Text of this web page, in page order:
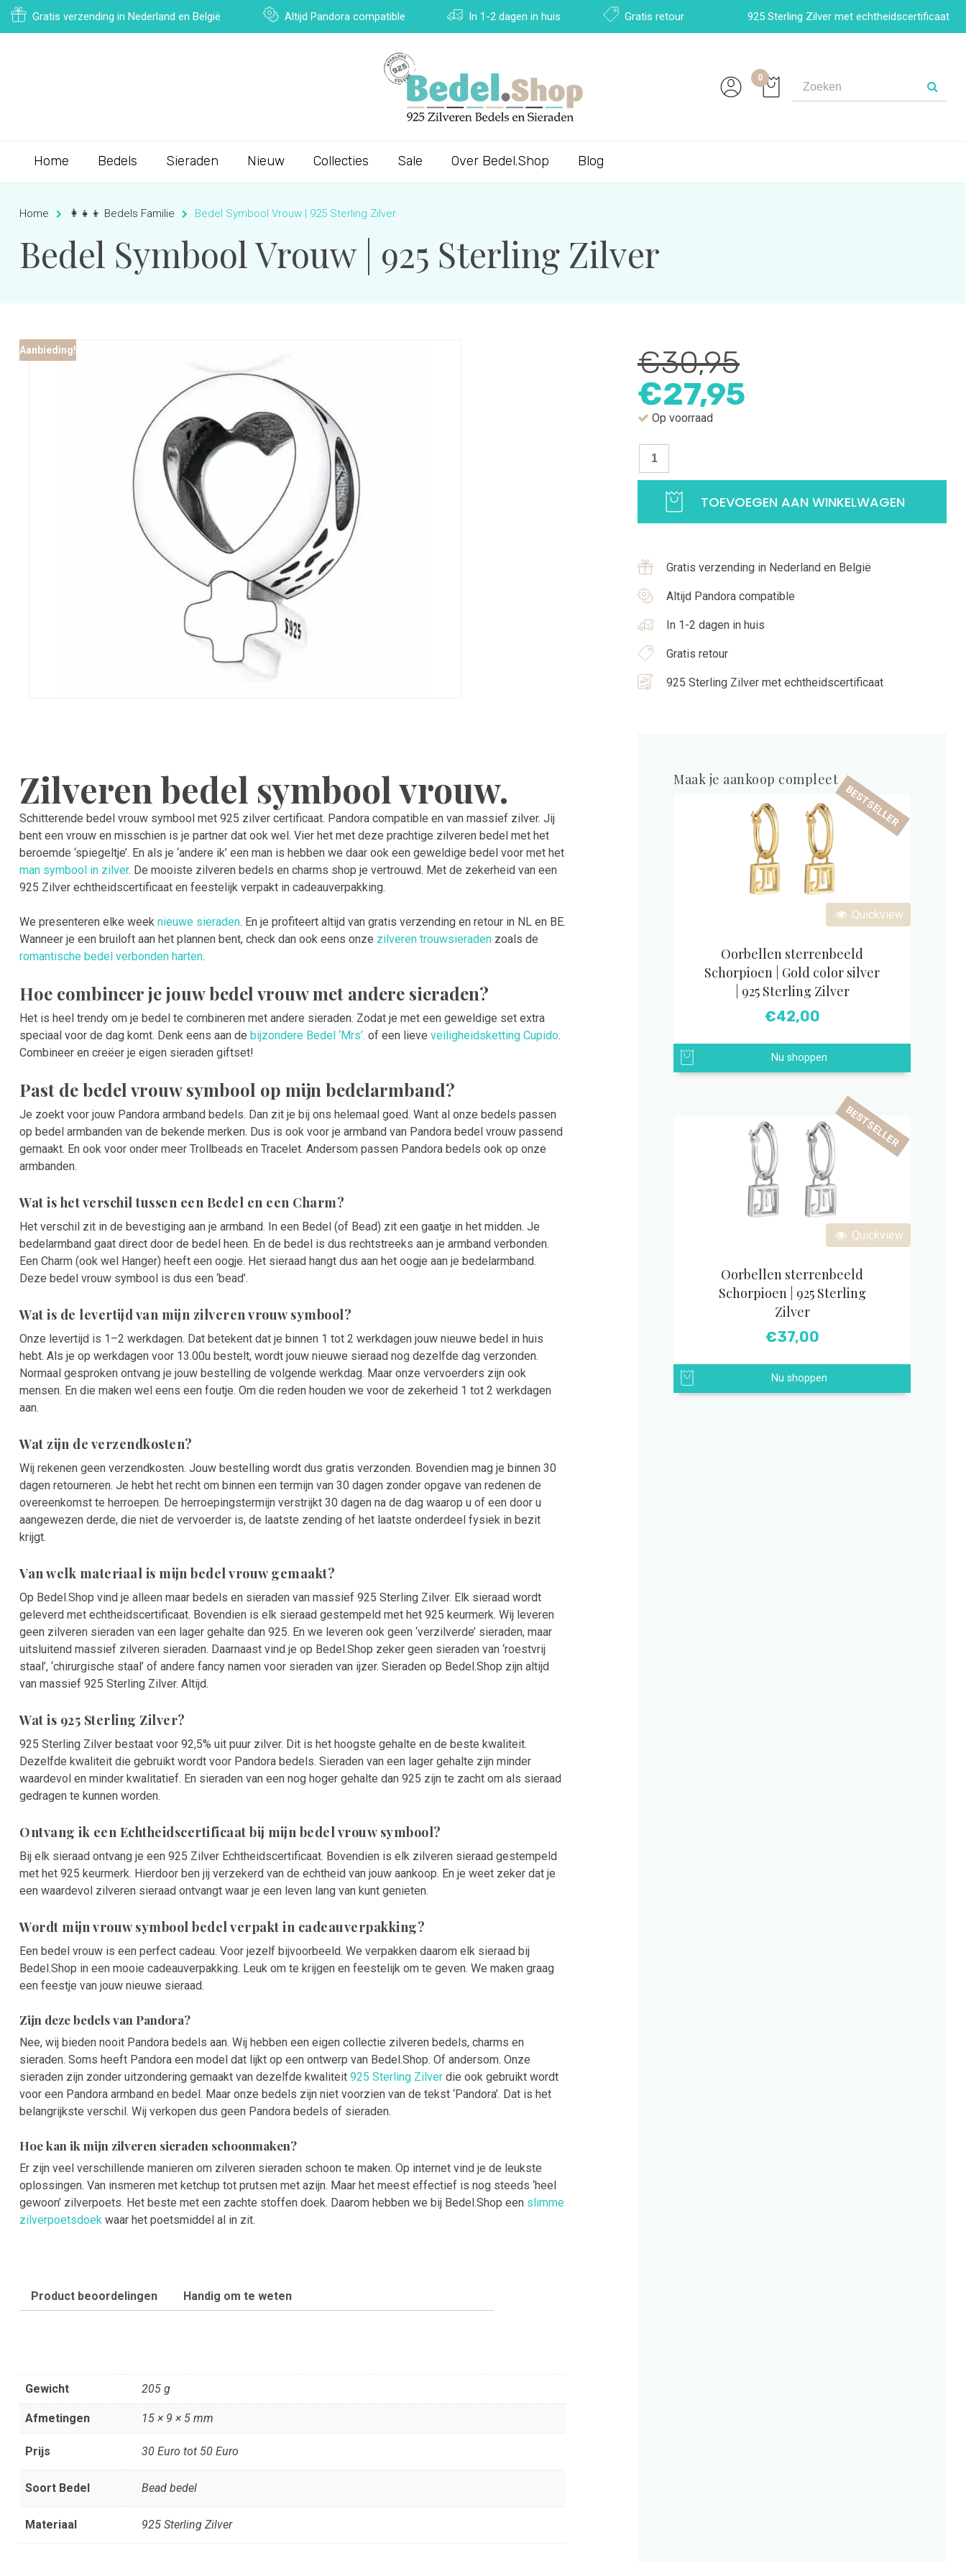
Gratis verzending in Nederland en België Altijd Pandora compatible In 1-2 dagen in huis Gratis retour 925 Sterling Zilver met echtheidscertificaat
0
Home Bedels Sieraden Nieuw Collecties Sale Over Bedel.Shop Blog
Home 👩‍👧‍👦 Bedels Familie Bedel Symbool Vrouw | 925 Sterling Zilver
Bedel Symbool Vrouw | 925 Sterling Zilver
€30,95
Oorspronkelijke
prijs
was:
€30,95.
€27,95
€27,95.
Op voorraad
Aanbieding!
Bedel
Symbool
925
aantal
TOEVOEGEN AAN WINKELWAGEN
Gratis verzending in Nederland en België
Altijd Pandora compatible
In 1-2 dagen in huis
Gratis retour
925 Sterling Zilver met echtheidscertificaat
Zilveren bedel symbool vrouw.
Schitterende bedel vrouw symbool met 925 zilver certificaat. Pandora compatible en van massief zilver. Jij
bent een vrouw en misschien is je partner dat ook wel. Vier het met deze prachtige zilveren bedel met het
beroemde ‘spiegeltje’. En als je ‘andere ik’ een man is hebben we daar ook een geweldige bedel voor met het
man symbool in zilver. De mooiste zilveren bedels en charms shop je vertrouwd. Met de zekerheid van een
925 Zilver echtheidscertificaat en feestelijk verpakt in cadeauverpakking.
We presenteren elke week nieuwe sieraden. En je profiteert altijd van gratis verzending en retour in NL en BE.
Wanneer je een bruiloft aan het plannen bent, check dan ook eens onze zilveren trouwsieraden zoals de
romantische bedel verbonden harten.
Hoe combineer je jouw bedel vrouw met andere sieraden?
Het is heel trendy om je bedel te combineren met andere sieraden. Zodat je met een geweldige set extra
speciaal voor de dag komt. Denk eens aan de bijzondere Bedel ‘Mrs’. of een lieve veiligheidsketting Cupido.
Combineer en creëer je eigen sieraden giftset!
Past de bedel vrouw symbool op mijn bedelarmband?
Je zoekt voor jouw Pandora armband bedels. Dan zit je bij ons helemaal goed. Want al onze bedels passen
op bedel armbanden van de bekende merken. Dus is ook voor je armband van Pandora bedel vrouw passend
gemaakt. En ook voor onder meer Trollbeads en Tracelet. Andersom passen Pandora bedels ook op onze
armbanden.
Wat is het verschil tussen een Bedel en een Charm?
Het verschil zit in de bevestiging aan je armband. In een Bedel (of Bead) zit een gaatje in het midden. Je
bedelarmband gaat direct door de bedel heen. En de bedel is dus rechtstreeks aan je armband verbonden.
Een Charm (ook wel Hanger) heeft een oogje. Het sieraad hangt dus aan het oogje aan je bedelarmband.
Deze bedel vrouw symbool is dus een ‘bead’.
Wat is de levertijd van mijn zilveren vrouw symbool?
Onze levertijd is 1–2 werkdagen. Dat betekent dat je binnen 1 tot 2 werkdagen jouw nieuwe bedel in huis
hebt. Als je op werkdagen voor 13.00u bestelt, wordt jouw nieuwe sieraad nog dezelfde dag verzonden.
Normaal gesproken ontvang je jouw bestelling de volgende werkdag. Maar onze vervoerders zijn ook
mensen. En die maken wel eens een foutje. Om die reden houden we voor de zekerheid 1 tot 2 werkdagen
aan.
Wat zijn de verzendkosten?
Wij rekenen geen verzendkosten. Jouw bestelling wordt dus gratis verzonden. Bovendien mag je binnen 30
dagen retourneren. Je hebt het recht om binnen een termijn van 30 dagen zonder opgave van redenen de
overeenkomst te herroepen. De herroepingstermijn verstrijkt 30 dagen na de dag waarop u of een door u
aangewezen derde, die niet de vervoerder is, de laatste zending of het laatste onderdeel fysiek in bezit
krijgt.
Van welk materiaal is mijn bedel vrouw gemaakt?
Op Bedel.Shop vind je alleen maar bedels en sieraden van massief 925 Sterling Zilver. Elk sieraad wordt
geleverd met echtheidscertificaat. Bovendien is elk sieraad gestempeld met het 925 keurmerk. Wij leveren
geen zilveren sieraden van een lager gehalte dan 925. En we leveren ook geen ‘verzilverde’ sieraden, maar
uitsluitend massief zilveren sieraden. Daarnaast vind je op Bedel.Shop zeker geen sieraden van ‘roestvrij
staal’, ‘chirurgische staal’ of andere fancy namen voor sieraden van ijzer. Sieraden op Bedel.Shop zijn altijd
van massief 925 Sterling Zilver. Altijd.
Wat is 925 Sterling Zilver?
925 Sterling Zilver bestaat voor 92,5% uit puur zilver. Dit is het hoogste gehalte en de beste kwaliteit.
Dezelfde kwaliteit die gebruikt wordt voor Pandora bedels. Sieraden van een lager gehalte zijn minder
waardevol en minder kwalitatief. En sieraden van een nog hoger gehalte dan 925 zijn te zacht om als sieraad
gedragen te kunnen worden.
Ontvang ik een Echtheidscertificaat bij mijn bedel vrouw symbool?
Bij elk sieraad ontvang je een 925 Zilver Echtheidscertificaat. Bovendien is elk zilveren sieraad gestempeld
met het 925 keurmerk. Hierdoor ben jij verzekerd van de echtheid van jouw aankoop. En je weet zeker dat je
een waardevol zilveren sieraad ontvangt waar je een leven lang van kunt genieten.
Wordt mijn vrouw symbool bedel verpakt in cadeauverpakking?
Een bedel vrouw is een perfect cadeau. Voor jezelf bijvoorbeeld. We verpakken daarom elk sieraad bij
Bedel.Shop in een mooie cadeauverpakking. Leuk om te krijgen en feestelijk om te geven. We maken graag
een feestje van jouw nieuwe sieraad.
Zijn deze bedels van Pandora?
Nee, wij bieden nooit Pandora bedels aan. Wij hebben een eigen collectie zilveren bedels, charms en
sieraden. Soms heeft Pandora een model dat lijkt op een ontwerp van Bedel.Shop. Of andersom. Onze
sieraden zijn zonder uitzondering gemaakt van dezelfde kwaliteit 925 Sterling Zilver die ook gebruikt wordt
voor een Pandora armband en bedel. Maar onze bedels zijn niet voorzien van de tekst ‘Pandora’. Dat is het
belangrijkste verschil. Wij verkopen dus geen Pandora bedels of sieraden.
Hoe kan ik mijn zilveren sieraden schoonmaken?
Er zijn veel verschillende manieren om zilveren sieraden schoon te maken. Op internet vind je de leukste
oplossingen. Van insmeren met ketchup tot prutsen met azijn. Maar het meest effectief is nog steeds ‘heel
gewoon’ zilverpoets. Het beste met een zachte stoffen doek. Daarom hebben we bij Bedel.Shop een slimme
zilverpoetsdoek waar het poetsmiddel al in zit.
Product beoordelingen Handig om te weten
Gewicht 205 g
Afmetingen 15 × 9 × 5 mm
Prijs 30 Euro tot 50 Euro
Soort Bedel Bead bedel
Materiaal 925 Sterling Zilver
Maak je aankoop compleet
Quickview
BESTSELLER
Oorbellen sterrenbeeld
Schorpioen | Gold color silver
| 925 Sterling Zilver
€42,00
Nu shoppen
Quickview
BESTSELLER
Oorbellen sterrenbeeld
Schorpioen | 925 Sterling
Zilver
€37,00
Nu shoppen